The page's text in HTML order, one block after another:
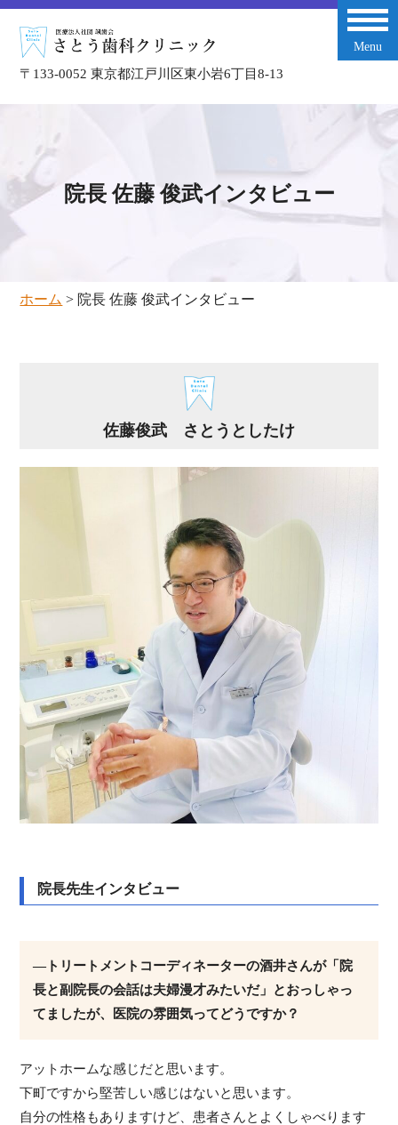
Menu
入れ歯専門外来
〒133-0052 東京都江戸川区東小岩6丁目8-13
院長 佐藤 俊武インタビュー
ホーム > 院長 佐藤 俊武インタビュー
佐藤俊武 さとうとしたけ
院長先生インタビュー
―トリートメントコーディネーターの酒井さんが「院
長と副院長の会話は夫婦漫才みたいだ」とおっしゃっ
てましたが、医院の雰囲気ってどうですか？
アットホームな感じだと思います。
下町ですから堅苦しい感じはないと思います。
自分の性格もありますけど、患者さんとよくしゃべります